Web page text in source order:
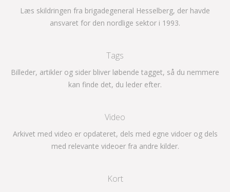
Læs skildringen fra brigadegeneral Hesselberg, der havde
ansvaret for den nordlige sektor i 1993.
Tags
Billeder, artikler og sider bliver løbende tagget, så du nemmere
kan finde det, du leder efter.
Video
Arkivet med video er opdateret, dels med egne vidoer og dels
med relevante videoer fra andre kilder.
Kort